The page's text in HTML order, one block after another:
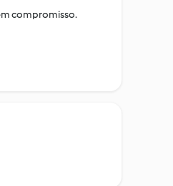
compromisso.